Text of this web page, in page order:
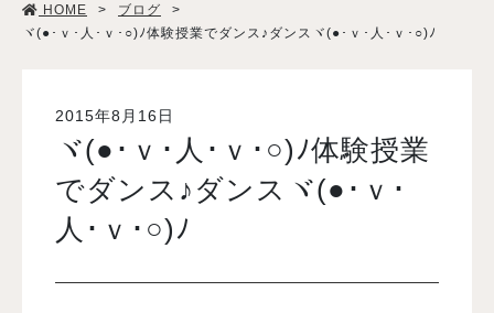
専攻・コース紹介
就職・デビュー
入試案内
HOME > ブログ
>
ヾ(●･ｖ･人･ｖ･○)ﾉ体験授業でダンス♪ダンスヾ(●･ｖ･人･ｖ･○)ﾉ
2015年8月16日
ヾ(●･ｖ･人･ｖ･○)ﾉ体験授業
でダンス♪ダンスヾ(●･ｖ･
人･ｖ･○)ﾉ